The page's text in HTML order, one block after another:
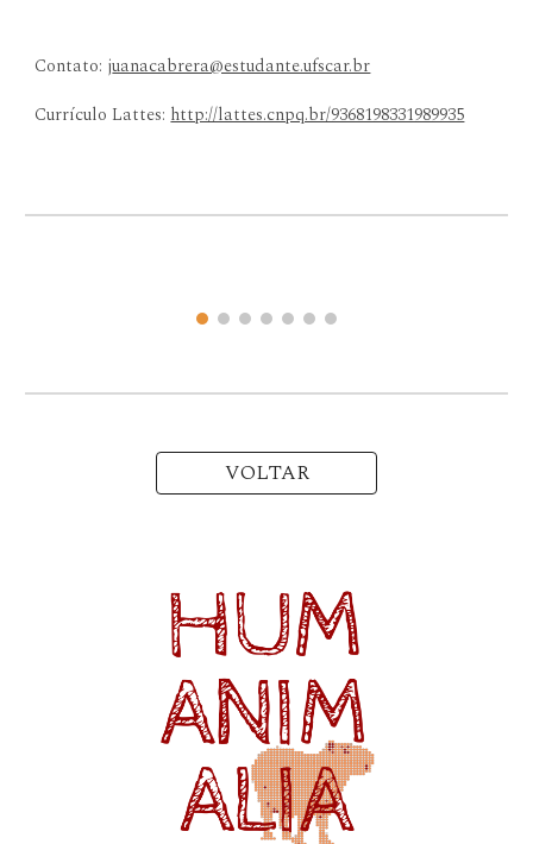
Contato: juanacabrera@estudante.ufscar.br
Currículo Lattes:http://lattes.cnpq.br/9368198331989935
VOLTAR